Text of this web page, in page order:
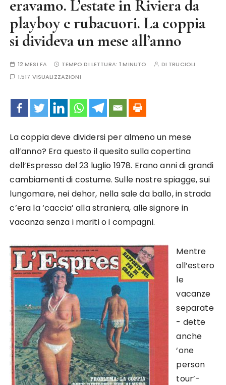
eravamo. L’estate in Riviera da
playboy e rubacuori. La coppia
si divideva un mese all’anno
12 MESI FA TEMPO DI LETTURA:1 MINUTO DI TRUCIOLI
1.517 VISUALIZZAZIONI
La coppia deve dividersi per almeno un mese
all’anno? Era questo il quesito sulla copertina
dell’Espresso del 23 luglio 1978. Erano anni di grandi
cambiamenti di costume. Sulle nostre spiagge, sui
lungomare, nei dehor, nella sale da ballo, in strada
c’era la ‘caccia’ alla straniera, alle signore in
vacanza senza i mariti o i compagni.
Mentre
all’estero
le
vacanze
separate
- dette
anche
‘one
person
tour’-